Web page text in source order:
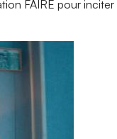
FAIRE pour